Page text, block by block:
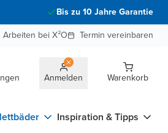
Bis zu 10 Jahre Garantie
Arbeiten bei X²O Termin vereinbaren
Anmelden Warenkorb
Inspiration & Tipps